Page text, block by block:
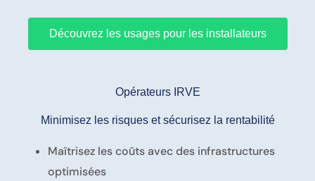
Découvrez les usages pour les installateurs
Opérateurs IRVE
Minimisez les risques et sécurisez la rentabilité
Maîtrisez les coûts avec des infrastructures
optimisées